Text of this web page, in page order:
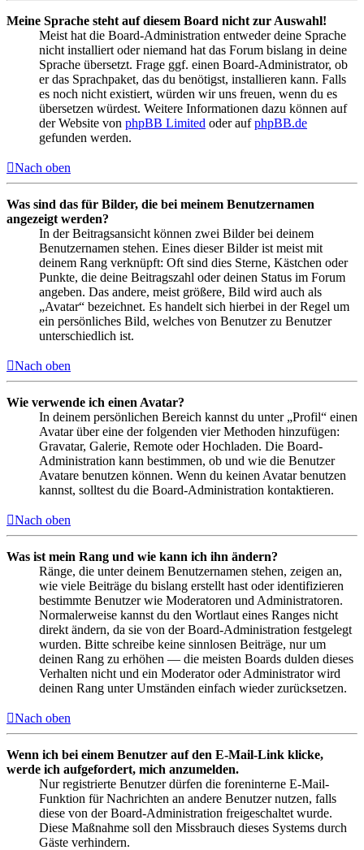
Meine Sprache steht auf diesem Board nicht zur Auswahl!
Meist hat die Board-Administration entweder deine Sprache
nicht installiert oder niemand hat das Forum bislang in deine
Sprache übersetzt. Frage ggf. einen Board-Administrator, ob
er das Sprachpaket, das du benötigst, installieren kann. Falls
es noch nicht existiert, würden wir uns freuen, wenn du es
übersetzen würdest. Weitere Informationen dazu können auf
der Website von phpBB Limited oder aufphpBB.de
gefunden werden.
Nach oben
Was sind das für Bilder, die bei meinem Benutzernamen
angezeigt werden?
In der Beitragsansicht können zwei Bilder bei deinem
Benutzernamen stehen. Eines dieser Bilder ist meist mit
deinem Rang verknüpft: Oft sind dies Sterne, Kästchen oder
Punkte, die deine Beitragszahl oder deinen Status im Forum
angeben. Das andere, meist größere, Bild wird auch als
„Avatar“ bezeichnet. Es handelt sich hierbei in der Regel um
ein persönliches Bild, welches von Benutzer zu Benutzer
unterschiedlich ist.
Nach oben
Wie verwende ich einen Avatar?
In deinem persönlichen Bereich kannst du unter „Profil“ einen
Avatar über eine der folgenden vier Methoden hinzufügen:
Gravatar, Galerie, Remote oder Hochladen. Die Board-
Administration kann bestimmen, ob und wie die Benutzer
Avatare benutzen können. Wenn du keinen Avatar benutzen
kannst, solltest du die Board-Administration kontaktieren.
Nach oben
Was ist mein Rang und wie kann ich ihn ändern?
Ränge, die unter deinem Benutzernamen stehen, zeigen an,
wie viele Beiträge du bislang erstellt hast oder identifizieren
bestimmte Benutzer wie Moderatoren und Administratoren.
Normalerweise kannst du den Wortlaut eines Ranges nicht
direkt ändern, da sie von der Board-Administration festgelegt
wurden. Bitte schreibe keine sinnlosen Beiträge, nur um
deinen Rang zu erhöhen — die meisten Boards dulden dieses
Verhalten nicht und ein Moderator oder Administrator wird
deinen Rang unter Umständen einfach wieder zurücksetzen.
Nach oben
Wenn ich bei einem Benutzer auf den E-Mail-Link klicke,
werde ich aufgefordert, mich anzumelden.
Nur registrierte Benutzer dürfen die foreninterne E-Mail-
Funktion für Nachrichten an andere Benutzer nutzen, falls
diese von der Board-Administration freigeschaltet wurde.
Diese Maßnahme soll den Missbrauch dieses Systems durch
Gäste verhindern.